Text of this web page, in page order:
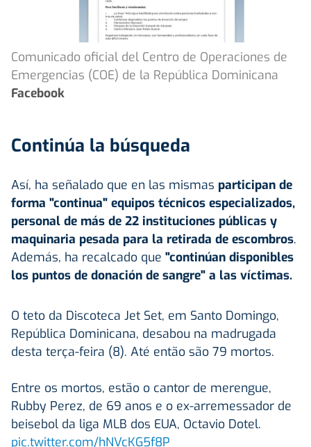
Comunicado oficial del Centro de Operaciones de
Emergencias (COE) de la República Dominicana
Facebook
Continúa la búsqueda
Así, ha señalado que en las mismas participan de
forma "continua" equipos técnicos especializados,
personal de más de 22 instituciones públicas y
maquinaria pesada para la retirada de escombros.
Además, ha recalcado que "continúan disponibles
los puntos de donación de sangre" a las víctimas.
O teto da Discoteca Jet Set, em Santo Domingo,
República Dominicana, desabou na madrugada
desta terça-feira (8). Até então são 79 mortos.
Entre os mortos, estão o cantor de merengue,
Rubby Perez, de 69 anos e o ex-arremessador de
beisebol da liga MLB dos EUA, Octavio Dotel.
pic.twitter.com/hNVcKG5f8P